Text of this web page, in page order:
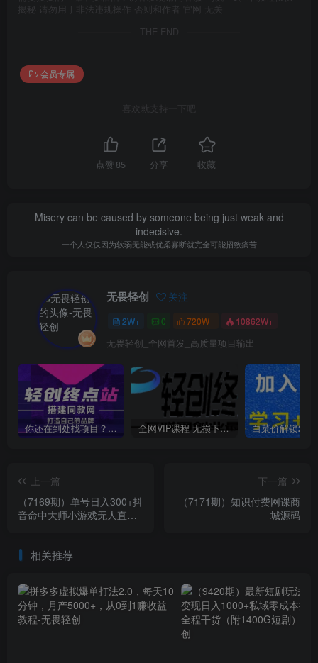
揭秘 请勿用于非法违规操作 否则和作者 官网 无关
THE END
会员专属
喜欢就支持一下吧
点赞 85 分享 收藏
Misery can be caused by someone being just weak and
indecisive.
一个人仅仅因为软弱无能或优柔寡断就完全可能招致痛苦
无畏轻创 关注
2W+ 0 720W+ 10862W+
无畏轻创_全网首发_高质量项目输出
你还在到处找项目？还在当韭菜？我靠卖项目一个月收入5万+，曾经我也是个失败者。 全网VIP课程 无损下载~
上一篇
（7169期）单号日入300+抖
音命中大师小游戏无人直播
下一篇
（7171期）知识付费网课商
城源码
相关推荐